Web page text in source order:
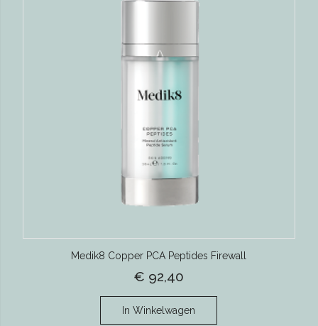
Medik8 Copper PCA Peptides Firewall
€ 92,40
In Winkelwagen